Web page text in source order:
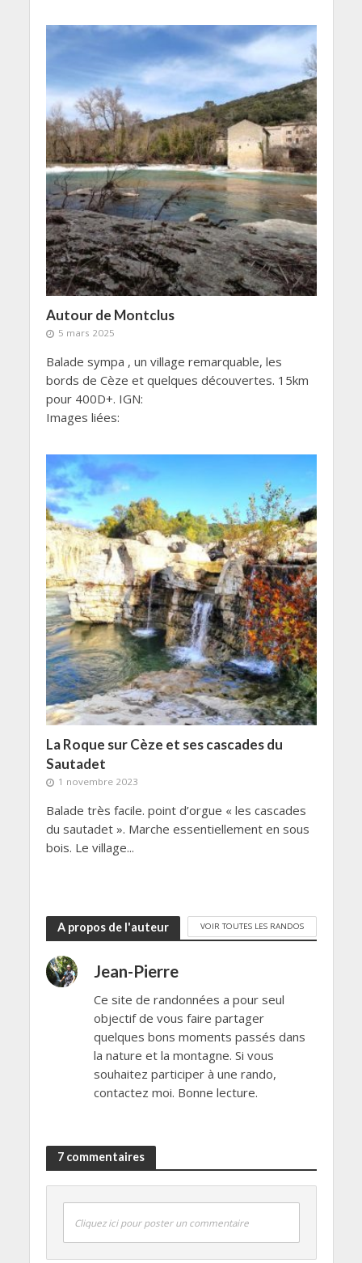
Autour de Montclus
5 mars 2025
Balade sympa , un village remarquable, les
bords de Cèze et quelques découvertes. 15km
pour 400D+. IGN:
Images liées:
La Roque sur Cèze et ses cascades du
Sautadet
1 novembre 2023
Balade très facile. point d’orgue « les cascades
du sautadet ». Marche essentiellement en sous
bois. Le village...
A propos de l'auteur VOIR TOUTES LES RANDOS
Jean-Pierre
Ce site de randonnées a pour seul
objectif de vous faire partager
quelques bons moments passés dans
la nature et la montagne. Si vous
souhaitez participer à une rando,
contactez moi. Bonne lecture.
7 commentaires
Cliquez ici pour poster un commentaire